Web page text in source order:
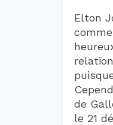
Elton
de
le 21